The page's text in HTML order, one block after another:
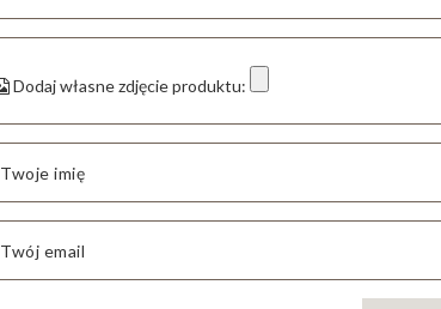
Dodaj własne zdjęcie produktu:
Twoje imię
Twój email